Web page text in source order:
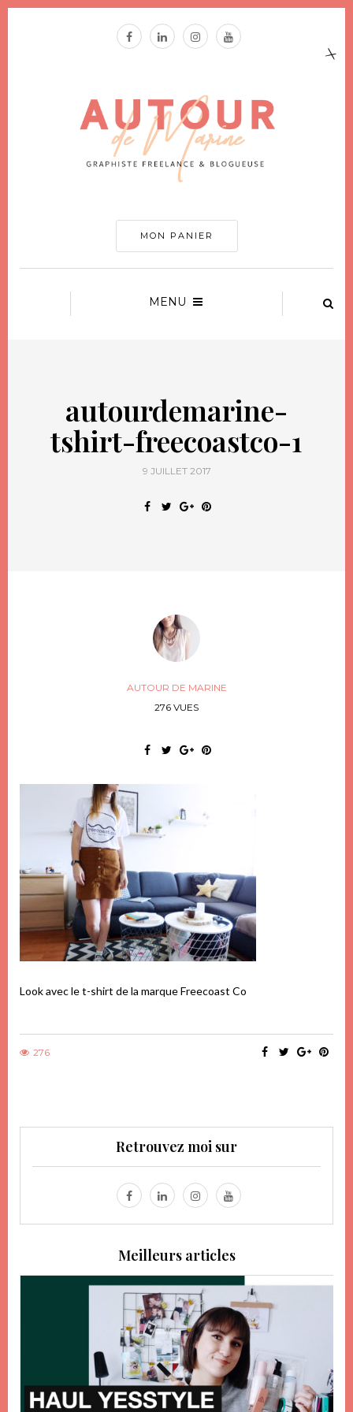
MON PANIER
MENU
autourdemarine-
tshirt-freecoastco-1
9 JUILLET 2017
AUTOUR DE MARINE
276 VUES
Look avec le t-shirt de la marque Freecoast Co
276
Retrouvez moi sur
Meilleurs articles